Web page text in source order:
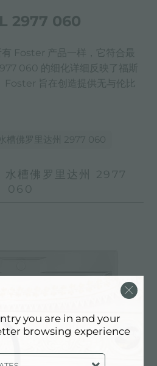
2977 060
Foster 产品一样，它符合最
060 的细化详细反映了福斯
Foster 旨在创造提供无与伦比
槽佛罗里达州 2977 060
水槽佛罗里达州 2977
060
you are in and your
browsing experience